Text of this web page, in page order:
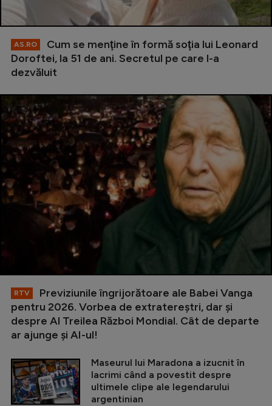
AS.RO
Cum se menţine în formă soţia lui Leonard
Doroftei, la 51 de ani. Secretul pe care l-a
dezvăluit
RTV
Previziunile îngrijorătoare ale Babei Vanga
pentru 2026. Vorbea de extratereștri, dar și
despre Al Treilea Război Mondial. Cât de departe
ar ajunge și AI-ul!
Maseurul lui Maradona a izucnit în
lacrimi când a povestit despre
ultimele clipe ale legendarului
argentinian